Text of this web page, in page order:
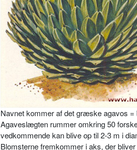
Navnet kommer af det græske agavos
Agaveslægten rummer omkring 50
vedkommende kan blive op til 2-3 m i
Blomsterne fremkommer i aks, der